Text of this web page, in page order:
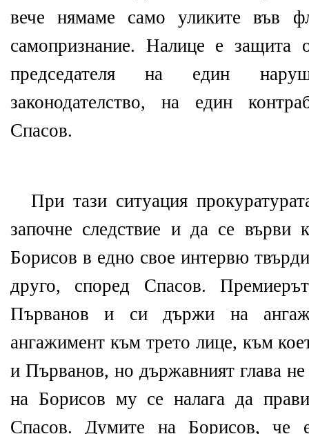
вече нямаме само уликите във
самопризнание. Налице е защита
председателя на един
законодателство, на един
Спасов.
При тази ситуация
започне следствие и да се върви
Борисов в едно свое интервю
друго, според Спасов.
Първанов и си държи на
ангажимент към трето лице, към
и Първанов, но държавният глава не
на Борисов му се налага да
Спасов. Думите на Борисов, че